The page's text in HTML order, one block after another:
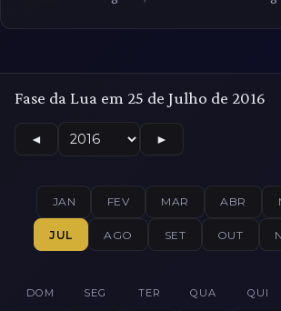
Fase da Lua em 25 de Julho de 2016
◄ ►
JAN FEV MAR ABR
JUL AGO SET OUT
DOM SEG TER QUA QUI